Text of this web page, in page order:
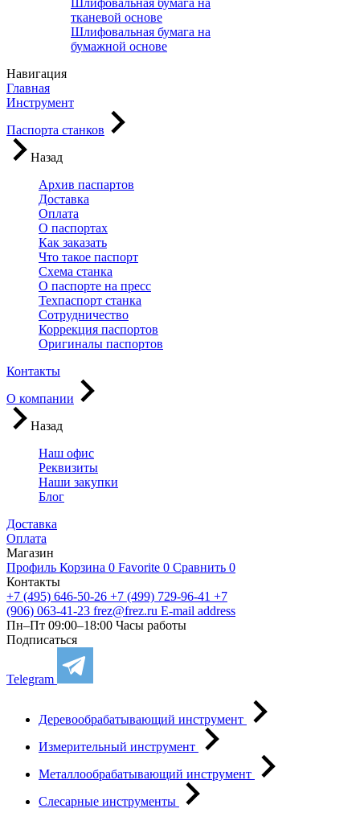
Шлифовальная бумага на
тканевой основе
Шлифовальная бумага на
бумажной основе
Навигация
Главная
Инструмент
Паспорта станков
Назад
Архив паспартов
Доставка
Оплата
О паспортах
Как заказать
Что такое паспорт
Схема станка
О паспорте на пресс
Техпаспорт станка
Сотрудничество
Коррекция паспортов
Оригиналы паспортов
Контакты
О компании
Назад
Наш офис
Реквизиты
Наши закупки
Блог
Доставка
Оплата
Магазин
Профиль Корзина 0 Favorite 0 Сравнить 0
Контакты
+7 (495) 646-50-26 +7 (499) 729-96-41 +7
(906) 063-41-23 frez@frez.ru E-mail address
Пн–Пт 09:00–18:00 Часы работы
Подписаться
Telegram
Деревообрабатывающий инструмент
Измерительный инструмент
Металлообрабатывающий инструмент
Слесарные инструменты